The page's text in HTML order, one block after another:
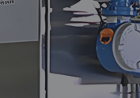
新闻动态
工程案例
联系我们